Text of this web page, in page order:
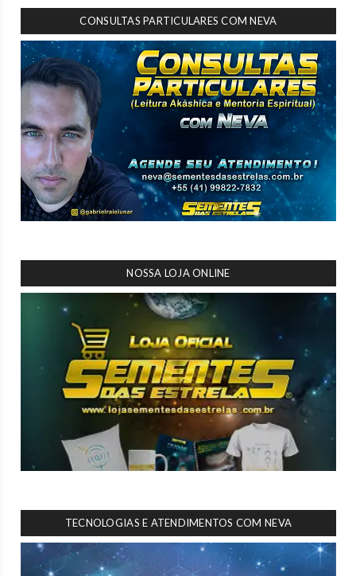
CONSULTAS PARTICULARES COM NEVA
NOSSA LOJA ONLINE
TECNOLOGIAS E ATENDIMENTOS COM NEVA